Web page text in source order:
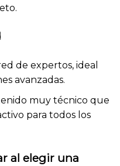
de expertos, ideal
avanzadas.
muy técnico que
para todos los
al elegir una